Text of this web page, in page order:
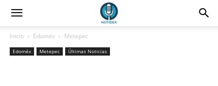
Inicio Edoméx Metepec
Edoméx Metepec Últimas Noticias